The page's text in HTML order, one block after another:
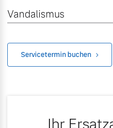
Mehr
Finanzierung &
Vandalismus
Servicetermin buchen
Ihr